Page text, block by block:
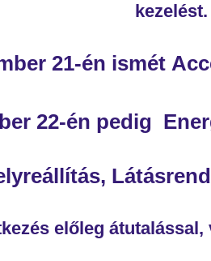
kezelést.
21-én ismét
22-én pedig
előleg